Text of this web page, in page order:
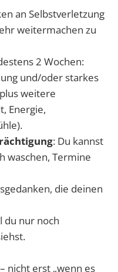
an Selbstverletzung
weitermachen zu
2 Wochen:
und/oder starkes
weitere
Energie,
: Du kannst
waschen, Termine
die deinen
du nur noch
nicht erst „wenn es